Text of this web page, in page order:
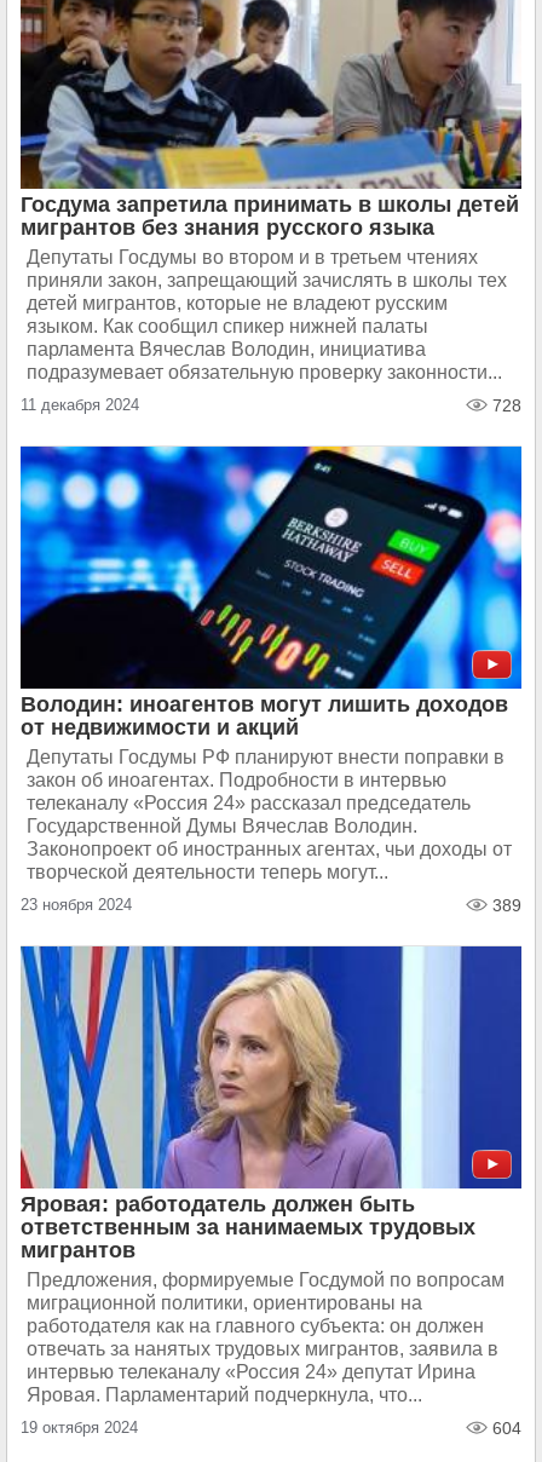
Госдума запретила принимать в школы детей
мигрантов без знания русского языка
Депутаты Госдумы во втором и в третьем чтениях
приняли закон, запрещающий зачислять в школы тех
детей мигрантов, которые не владеют русским
языком. Как сообщил спикер нижней палаты
парламента Вячеслав Володин, инициатива
подразумевает обязательную проверку законности...
11 декабря 2024 728
Володин: иноагентов могут лишить доходов
от недвижимости и акций
Депутаты Госдумы РФ планируют внести поправки в
закон об иноагентах. Подробности в интервью
телеканалу «Россия 24» рассказал председатель
Государственной Думы Вячеслав Володин.
Законопроект об иностранных агентах, чьи доходы от
творческой деятельности теперь могут...
23 ноября 2024 389
Яровая: работодатель должен быть
ответственным за нанимаемых трудовых
мигрантов
Предложения, формируемые Госдумой по вопросам
миграционной политики, ориентированы на
работодателя как на главного субъекта: он должен
отвечать за нанятых трудовых мигрантов, заявила в
интервью телеканалу «Россия 24» депутат Ирина
Яровая. Парламентарий подчеркнула, что...
19 октября 2024 604